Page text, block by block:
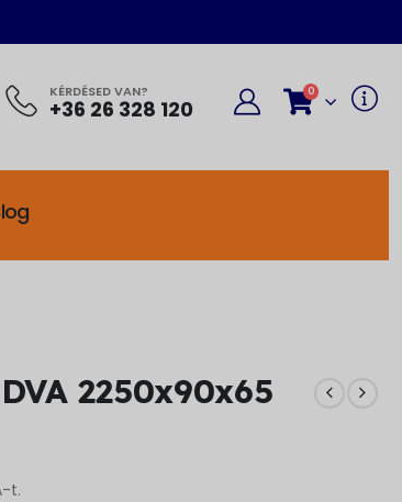
KÉRDÉSED VAN?
+36 26 328 120
0
2250x90x65
t.